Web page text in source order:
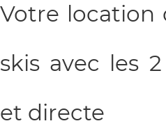
Votre location
skis avec les
et directe